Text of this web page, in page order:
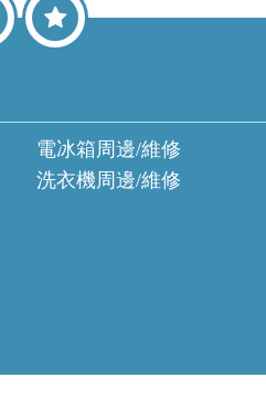
電冰箱周邊/維修
洗衣機周邊/維修